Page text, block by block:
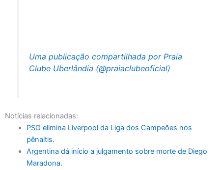
Uma publicação compartilhada por Praia
Clube Uberlândia (@praiaclubeoficial)
Notícias relacionadas:
PSG elimina Liverpool da Liga dos Campeões nos
pênaltis.
Argentina dá início a julgamento sobre morte de Diego
Maradona.